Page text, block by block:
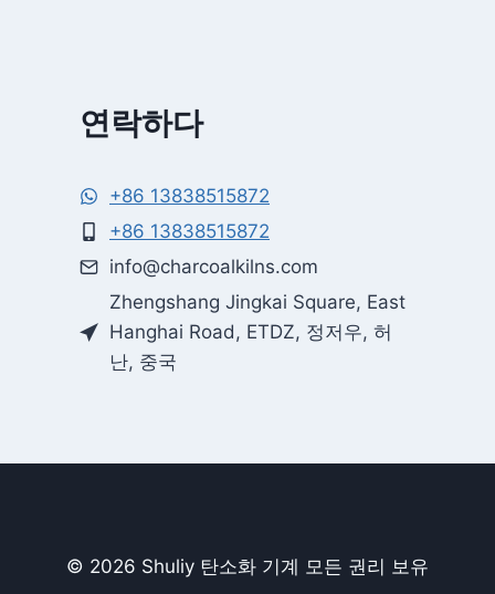
연락하다
+86 13838515872
+86 13838515872
info@charcoalkilns.com
Zhengshang Jingkai Square, East
Hanghai Road, ETDZ, 정저우, 허
난, 중국
© 2026 Shuliy 탄소화 기계 모든 권리 보유